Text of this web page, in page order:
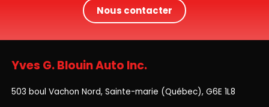
Nous contacter
Yves G. Blouin Auto Inc.
503 boul Vachon Nord, Sainte-marie (Québec), G6E 1L8